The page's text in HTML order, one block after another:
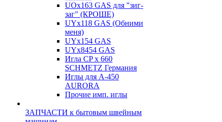
UOx163 GAS для "зиг-
заг" (КРОШЕ)
UYx118 GAS (Обними
меня)
UYx154 GAS
UYx8454 GAS
Игла CP х 660
SCHMETZ Германия
Иглы для А-450
AURORA
Прочие имп. иглы
ЗАПЧАСТИ к бытовым швейным